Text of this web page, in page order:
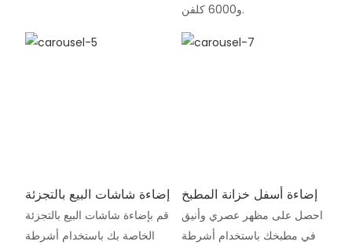
و6000 كلفن.
إضاءة شاشات البيع بالتجزئة
قم بإضاءة شاشات البيع بالتجزئة
الخاصة بك باستخدام أشرطة
إضاءة أسفل خزانة المطبخ
احصل على مظهر عصري وأنيق
في مطبخك باستخدام أشرطة